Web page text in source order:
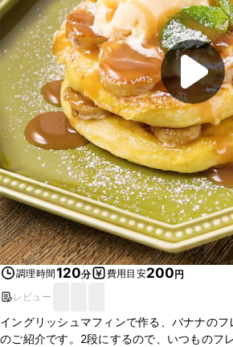
調理時間120分 費用目安200円
レビュー
イングリッシュマフィンで作る、バナナの
のご紹介です。2段にするので、いつものフ